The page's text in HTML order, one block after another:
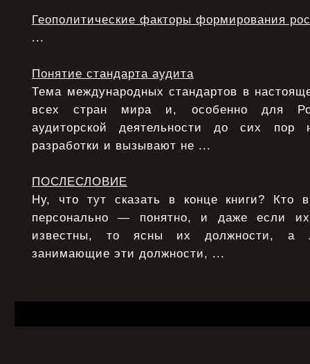
Геополитические факторы формирования
...
Понятие стандарта аудита
Тема международных стандартов в
всех стран мира и, особенно для
аудиторской деятельности до сих пор
разработки и вызывают не ...
ПОСЛЕСЛОВИЕ
Ну, что тут сказать в конце книги? Кто
персонально — понятно, и даже если
известны, то ясны их должности, а
занимающие эти должности, ...